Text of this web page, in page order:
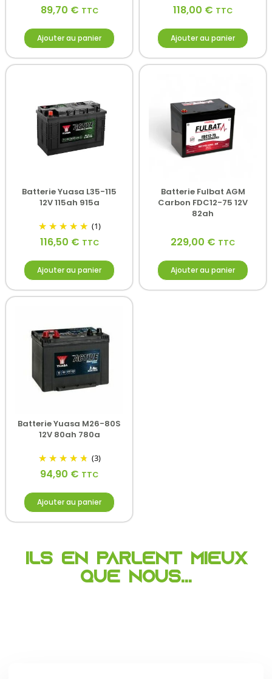
89,70 € TTC
Ajouter au panier
118,00 € TTC
Ajouter au panier
Batterie Yuasa L35-115
12V 115ah 915a
(1)
116,50 € TTC
Ajouter au panier
Batterie Fulbat AGM
Carbon FDC12-75 12V
82ah
229,00 € TTC
Ajouter au panier
Batterie Yuasa M26-80S
12V 80ah 780a
(3)
94,90 € TTC
Ajouter au panier
Ils en parlent mieux
que nous...